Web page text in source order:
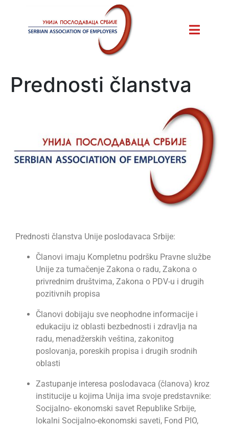
Prednosti članstva
Prednosti članstva Unije poslodavaca Srbije:
Članovi imaju Kompletnu podršku Pravne službe
Unije za tumačenje Zakona o radu, Zakona o
privrednim društvima, Zakona o PDV-u i drugih
pozitivnih propisa
Članovi dobijaju sve neophodne informacije i
edukaciju iz oblasti bezbednosti i zdravlja na
radu, menadžerskih veština, zakonitog
poslovanja, poreskih propisa i drugih srodnih
oblasti
Zastupanje interesa poslodavaca (članova) kroz
institucije u kojima Unija ima svoje predstavnike:
Socijalno- ekonomski savet Republike Srbije,
lokalni Socijalno-ekonomski saveti, Fond PIO,